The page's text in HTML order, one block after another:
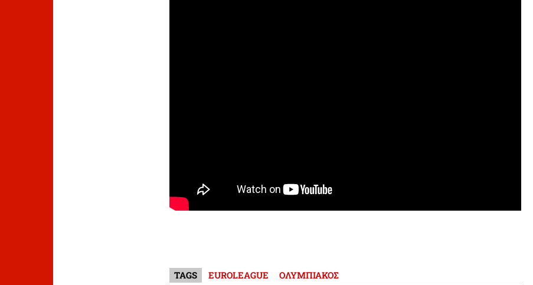
TAGS EUROLEAGUE ΟΛΥΜΠΙΑΚΟΣ